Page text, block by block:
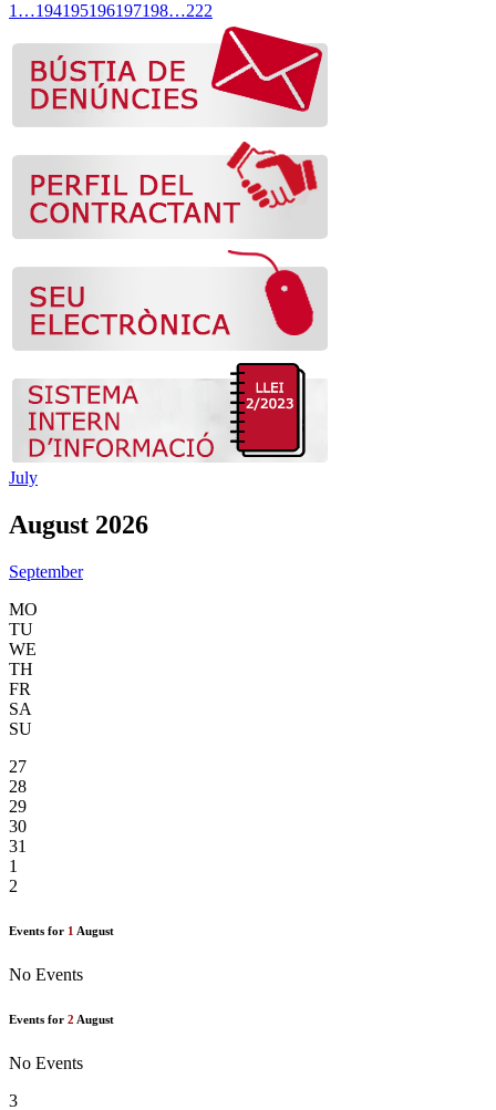
1 …194195196197198…222
July
August 2026
September
MO
TU
WE
TH
FR
SA
SU
27
28
29
30
31
1
2
Events for 1 August
No Events
Events for 2 August
No Events
3